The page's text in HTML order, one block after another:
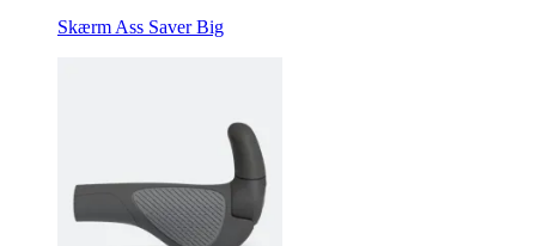
Skærm Ass Saver Big